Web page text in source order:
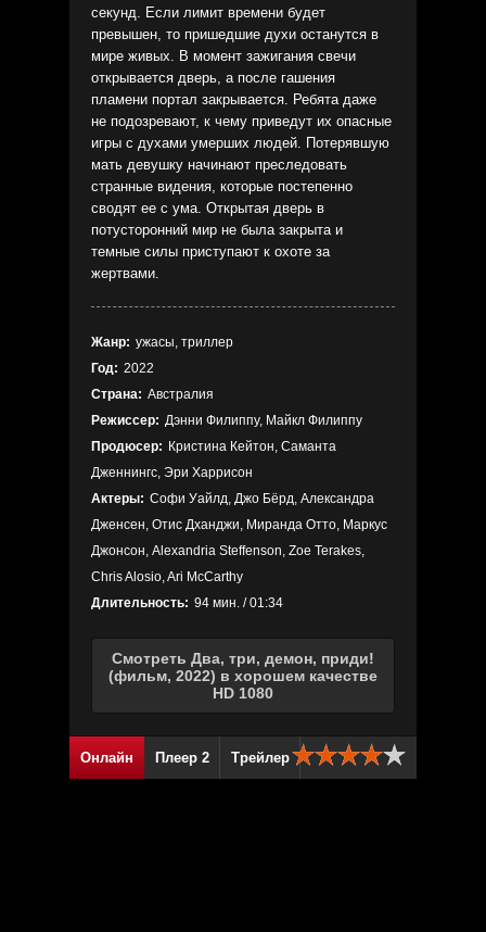
секунд. Если лимит времени будет
превышен, то пришедшие духи останутся в
мире живых. В момент зажигания свечи
открывается дверь, а после гашения
пламени портал закрывается. Ребята даже
не подозревают, к чему приведут их опасные
игры с духами умерших людей. Потерявшую
мать девушку начинают преследовать
странные видения, которые постепенно
сводят ее с ума. Открытая дверь в
потусторонний мир не была закрыта и
темные силы приступают к охоте за
жертвами.
Жанр: ужасы, триллер
Год: 2022
Страна: Австралия
Режиссер: Дэнни Филиппу, Майкл Филиппу
Продюсер: Кристина Кейтон, Саманта
Дженнингс, Эри Харрисон
Актеры: Софи Уайлд, Джо Бёрд, Александра
Дженсен, Отис Дханджи, Миранда Отто, Маркус
Джонсон, Alexandria Steffenson, Zoe Terakes,
Chris Alosio, Ari McCarthy
Длительность: 94 мин. / 01:34
Смотреть Два, три, демон, приди!
(фильм, 2022) в хорошем качестве
HD 1080
Онлайн Плеер 2 Трейлер